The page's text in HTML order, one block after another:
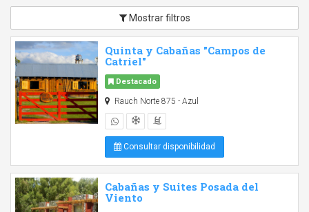
Mostrar filtros
Quinta y Cabañas "Campos de
Catriel"
Destacado
Rauch Norte 875 - Azul
Consultar disponibilidad
Cabañas y Suites Posada del
Viento